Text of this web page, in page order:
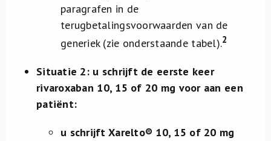
paragrafen in de
terugbetalingsvoorwaarden van de
generiek (zie onderstaande tabel).2
Situatie 2: u schrijft de eerste keer
rivaroxaban 10, 15 of 20 mg voor aan een
patiënt:
u schrijft Xarelto® 10, 15 of 20 mg